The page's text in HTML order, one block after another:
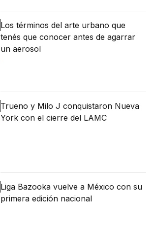
Los términos del arte urbano que
tenés que conocer antes de agarrar
un aerosol
Trueno y Milo J conquistaron Nueva
York con el cierre del LAMC
Liga Bazooka vuelve a México con su
primera edición nacional